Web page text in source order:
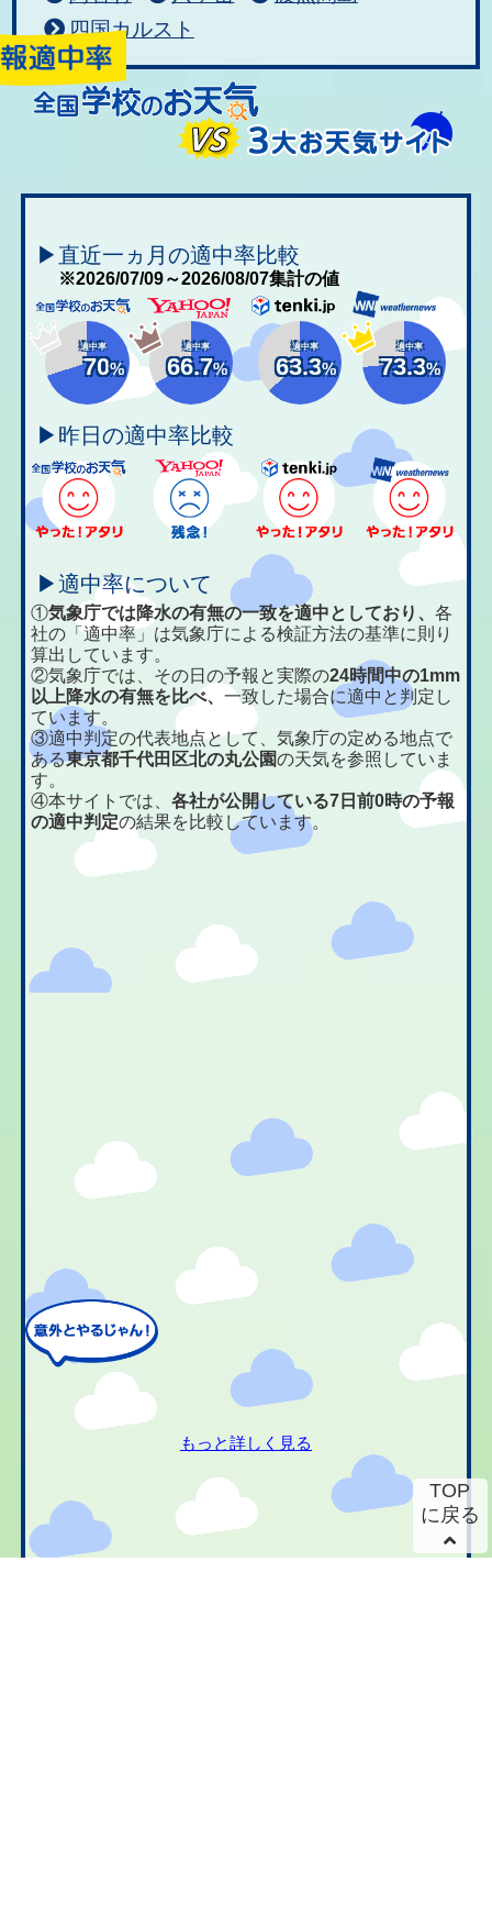
四国カルスト
▶直近一ヵ月の適中率比較
※2026/07/09～2026/08/07集計の値
適中率
70%
適中率
66.7%
適中率
63.3%
適中率
73.3%
▶昨日の適中率比較
▶適中率について
①気象庁では降水の有無の一致を適中としており、各
社の「適中率」は気象庁による検証方法の基準に則り
算出しています。
②気象庁では、その日の予報と実際の24時間中の1mm
以上降水の有無を比べ、一致した場合に適中と判定し
ています。
③適中判定の代表地点として、気象庁の定める地点で
ある東京都千代田区北の丸公園の天気を参照していま
す。
④本サイトでは、各社が公開している7日前0時の予報
の適中判定の結果を比較しています。
もっと詳しく見る
TOP
に戻る